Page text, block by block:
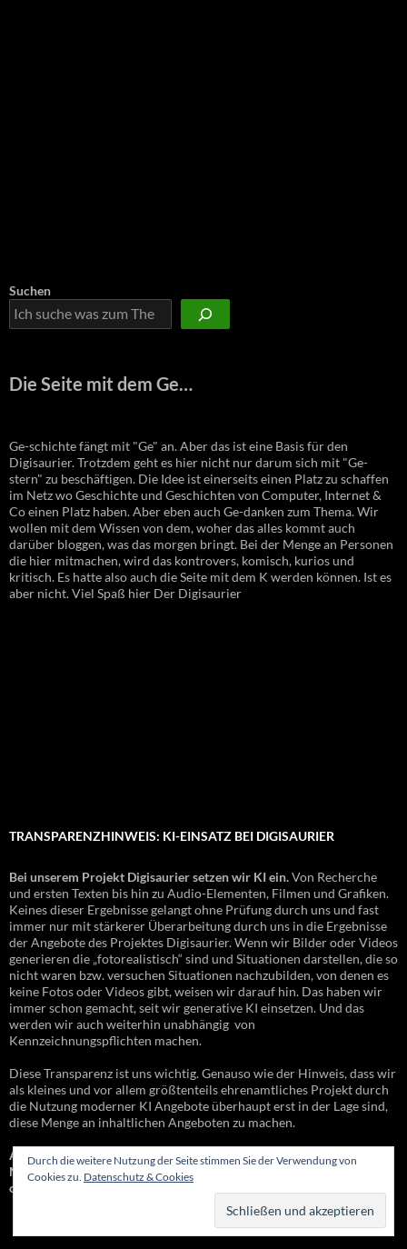
Suchen
Die Seite mit dem Ge…
Ge-schichte fängt mit "Ge" an. Aber das ist eine Basis für den
Digisaurier. Trotzdem geht es hier nicht nur darum sich mit "Ge-
stern" zu beschäftigen. Die Idee ist einerseits einen Platz zu schaffen
im Netz wo Geschichte und Geschichten von Computer, Internet &
Co einen Platz haben. Aber eben auch Ge-danken zum Thema. Wir
wollen mit dem Wissen von dem, woher das alles kommt auch
darüber bloggen, was das morgen bringt. Bei der Menge an Personen
die hier mitmachen, wird das kontrovers, komisch, kurios und
kritisch. Es hatte also auch die Seite mit dem K werden können. Ist es
aber nicht. Viel Spaß hier Der Digisaurier
TRANSPARENZHINWEIS: KI-EINSATZ BEI DIGISAURIER
Bei unserem Projekt Digisaurier setzen wir KI ein.Von Recherche
und ersten Texten bis hin zu Audio-Elementen, Filmen und Grafiken.
Keines dieser Ergebnisse gelangt ohne Prüfung durch uns und fast
immer nur mit stärkerer Überarbeitung durch uns in die Ergebnisse
der Angebote des Projektes Digisaurier. Wenn wir Bilder oder Videos
generieren die „fotorealistisch“ sind und Situationen darstellen, die so
nicht waren bzw. versuchen Situationen nachzubilden, von denen es
keine Fotos oder Videos gibt, weisen wir darauf hin. Das haben wir
immer schon gemacht, seit wir generative KI einsetzen. Und das
werden wir auch weiterhin unabhängig von
Kennzeichnungspflichten machen.
Diese Transparenz ist uns wichtig. Genauso wie der Hinweis, dass wir
als kleines und vor allem größtenteils ehrenamtliches Projekt durch
die Nutzung moderner KI Angebote überhaupt erst in der Lage sind,
diese Menge an inhaltlichen Angeboten zu machen.
Allerdings nie ohne das Konzept „Human in the loop“ – also ein
Mensch der überarbeitet, prüft und letztlich dann die Ergebnisse
online stellt und freigibt.
Durch die weitere Nutzung der Seite stimmen Sie der Verwendung von
Cookies zu. Datenschutz & Cookies